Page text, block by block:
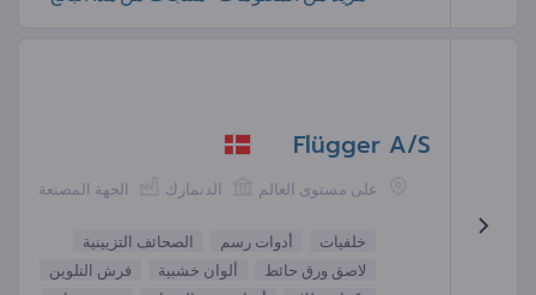
Flügger A/S
الجهة المصنعة الدنمارك على مستوى العالم
خلفيات أدوات رسم
الصحائف التزيينية
لاصق ورق حائط
ألوان خشبية
فرش التلوين